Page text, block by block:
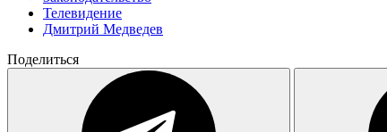
Телевидение
Дмитрий Медведев
Поделиться